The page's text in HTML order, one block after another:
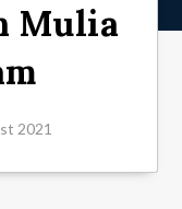
Mulia
2021